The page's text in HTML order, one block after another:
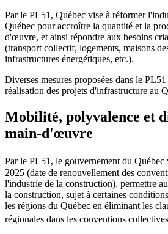
Par le PL51, Québec vise à réformer
Québec pour accroître la quantité et la
d'œuvre, et ainsi répondre aux besoins
(transport collectif, logements, maisons
infrastructures énergétiques, etc.).
Diverses mesures proposées dans le
réalisation des projets d'infrastructure au
Mobilité, polyvalence et
main-d'œuvre
Par le PL51, le gouvernement du Québec
2025 (date de renouvellement des
l'industrie de la construction), permettre
la construction, sujet à certaines
les régions du Québec en éliminant les
régionales dans les conventions collectives